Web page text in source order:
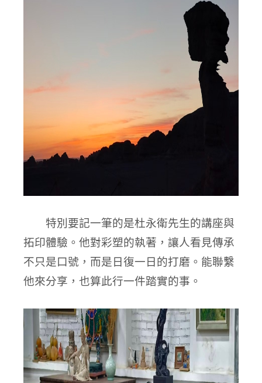
特別要記一筆的是杜永衛先生的講座與
拓印體驗。他對彩塑的執著，讓人看見傳承
不只是口號，而是日復一日的打磨。能聯繫
他來分享，也算此行一件踏實的事。